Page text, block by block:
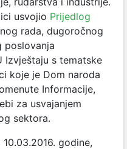
usvojio Prijedlog
rada, dugoročnog
poslovanja
Izvještaju s tematske
koje je Dom naroda
Informacije,
za usvajanjem
sektora.
godine,